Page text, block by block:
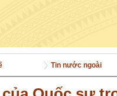
Tin nước ngoài